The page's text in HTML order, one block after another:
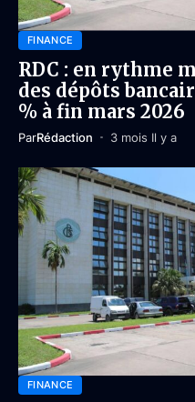
FINANCE
RDC : en rythme
des dépôts
% à fin mars 2026
ParRédaction 3 mois Il y a
FINANCE